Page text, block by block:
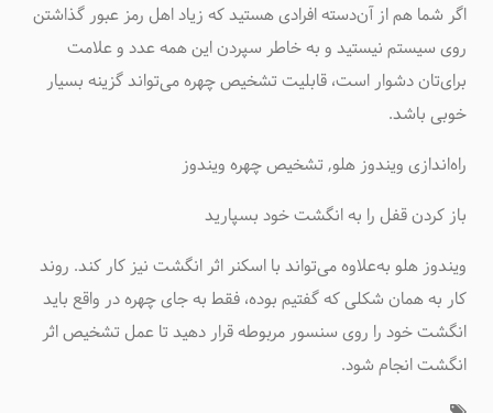
اگر شما هم از آن‌دسته افرادی هستید که زیاد اهل رمز عبور گذاشتن
روی سیستم نیستید و به خاطر سپردن این همه عدد و علامت
برای‌تان دشوار است، قابلیت تشخیص چهره می‌تواند گزینه بسیار
خوبی باشد.
راه‌اندازی ویندوز هلو, تشخیص چهره ویندوز
باز کردن قفل را به انگشت خود بسپارید
ویندوز هلو به‌علاوه می‌تواند با اسکنر اثر انگشت نیز کار کند. روند
کار به همان شکلی که گفتیم بوده، فقط به جای چهره در واقع باید
انگشت خود را روی سنسور مربوطه قرار دهید تا عمل تشخیص اثر
انگشت انجام شود.